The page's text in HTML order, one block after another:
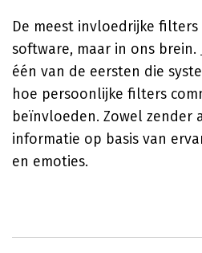
De meest invloedrijke
software, maar in ons brein.
één van de eersten die
hoe persoonlijke filters
beïnvloeden. Zowel zender
informatie op basis van
en emoties.